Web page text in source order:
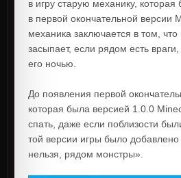
в игру старую механику,
в первой окончательной версии
механика заключается в том, что
засыпает, если рядом есть
его ночью.
До появления первой
которая была версией 1.0.0
спать, даже если поблизости
той версии игры было
нельзя, рядом монстры».